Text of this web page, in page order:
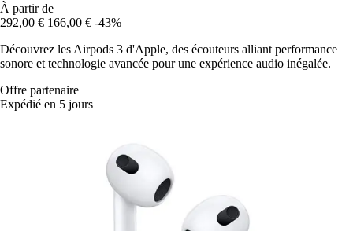
À partir de
292,00 € 166,00 € -43%
Découvrez les Airpods 3 d'Apple, des écouteurs alliant performance
sonore et technologie avancée pour une expérience audio inégalée.
Offre partenaire
Expédié en 5 jours